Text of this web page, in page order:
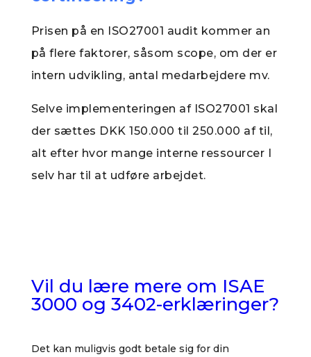
Prisen på en ISO27001 audit kommer an
på flere faktorer, såsom scope, om der er
intern udvikling, antal medarbejdere mv.
Selve implementeringen af ISO27001 skal
der sættes DKK 150.000 til 250.000 af til,
alt efter hvor mange interne ressourcer I
selv har til at udføre arbejdet.
Vil du lære mere om ISAE
3000 og 3402-erklæringer?
Det kan muligvis godt betale sig for din